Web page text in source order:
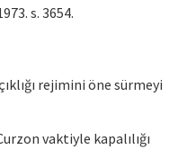
s. 3654.
rejimini öne sürmeyi
vaktiyle kapalılığı